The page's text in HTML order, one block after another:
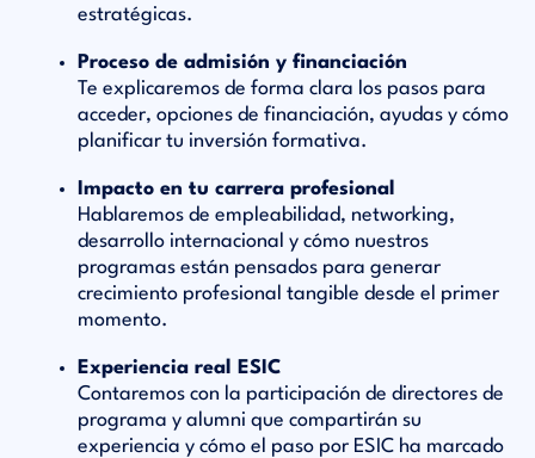
estratégicas.
Proceso de admisión y financiación
Te explicaremos de forma clara los pasos para
acceder, opciones de financiación, ayudas y cómo
planificar tu inversión formativa.
Impacto en tu carrera profesional
Hablaremos de empleabilidad, networking,
desarrollo internacional y cómo nuestros
programas están pensados para generar
crecimiento profesional tangible desde el primer
momento.
Experiencia real ESIC
Contaremos con la participación de directores de
programa y alumni que compartirán su
experiencia y cómo el paso por ESIC ha marcado